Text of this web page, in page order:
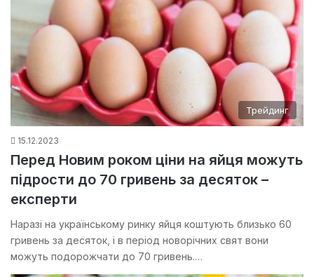
Трейдинг
15.12.2023
Перед Новим роком ціни на яйця можуть
підрости до 70 гривень за десяток –
експерти
Наразі на українському ринку яйця коштують близько 60
гривень за десяток, і в період новорічних свят вони
можуть подорожчати до 70 гривень.…